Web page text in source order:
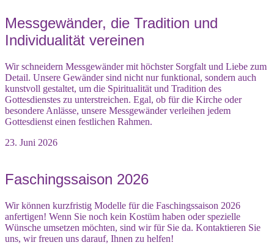
Messgewänder, die Tradition und
Individualität vereinen
Wir schneidern Messgewänder mit höchster Sorgfalt und Liebe zum
Detail. Unsere Gewänder sind nicht nur funktional, sondern auch
kunstvoll gestaltet, um die Spiritualität und Tradition des
Gottesdienstes zu unterstreichen. Egal, ob für die Kirche oder
besondere Anlässe, unsere Messgewänder verleihen jedem
Gottesdienst einen festlichen Rahmen.
23. Juni 2026
Faschingssaison 2026
Wir können kurzfristig Modelle für die Faschingssaison 2026
anfertigen! Wenn Sie noch kein Kostüm haben oder spezielle
Wünsche umsetzen möchten, sind wir für Sie da. Kontaktieren Sie
uns, wir freuen uns darauf, Ihnen zu helfen!